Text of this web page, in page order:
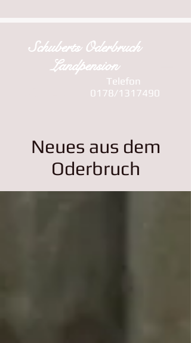
Schuberts Oderbruch
Landpension
Telefon
0178/1317490
Neues aus dem
Oderbruch